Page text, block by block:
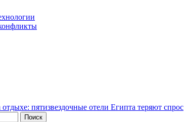
пятизвездочные отели Египта теряют спрос
Поиск